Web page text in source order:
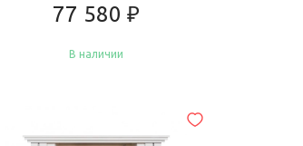
77 580 ₽
В наличии
Купить